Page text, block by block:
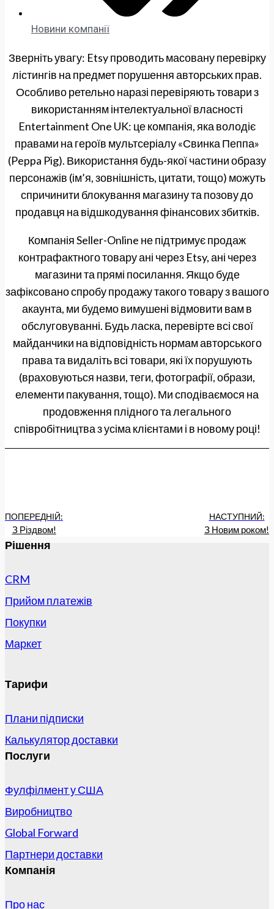
Новини компанії
Зверніть увагу: Etsy проводить масовану перевірку
лістингів на предмет порушення авторських прав.
Особливо ретельно наразі перевіряють товари з
використанням інтелектуальної власності
Entertainment One UK: це компанія, яка володіє
правами на героїв мультсеріалу «Свинка Пеппа»
(Peppa Pig). Використання будь-якої частини образу
персонажів (ім’я, зовнішність, цитати, тощо) можуть
спричинити блокування магазину та позову до
продавця на відшкодування фінансових збитків.
Компанія Seller-Online не підтримує продаж
контрафактного товару ані через Etsy, ані через
магазини та прямі посилання. Якщо буде
зафіксовано спробу продажу такого товару з вашого
акаунта, ми будемо вимушені відмовити вам в
обслуговуванні. Будь ласка, перевірте всі свої
майданчики на відповідність нормам авторського
права та видаліть всі товари, які їх порушують
(враховуються назви, теги, фотографії, образи,
елементи пакування, тощо). Ми сподіваємося на
продовження плідного та легального
співробітництва з усіма клієнтами і в новому році!
ПОПЕРЕДНІЙ:
З Різдвом!
НАСТУПНИЙ:
З Новим роком!
Рішення
CRM
Прийом платежів
Покупки
Маркет
Тарифи
Плани підписки
Калькулятор доставки
Послуги
Фулфілмент у США
Виробництво
Global Forward
Партнери доставки
Компанія
Про нас